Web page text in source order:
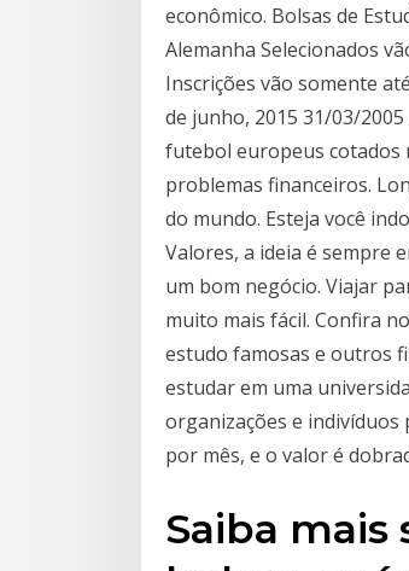
econômico. Bolsas de
Alemanha Selecionados
Inscrições vão somente
de junho, 2015 31/03/
futebol europeus cotados
problemas financeiros.
do mundo. Esteja você
Valores, a ideia é sempre
um bom negócio. Viajar
muito mais fácil. Confira
estudo famosas e outros
estudar em uma
organizações e
por mês, e o valor é
Saiba mais